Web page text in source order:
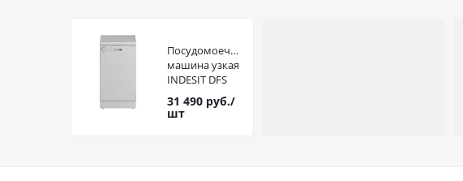
Посудомоечная
машина узкая
INDESIT DFS
1A59
31 490 руб./
шт